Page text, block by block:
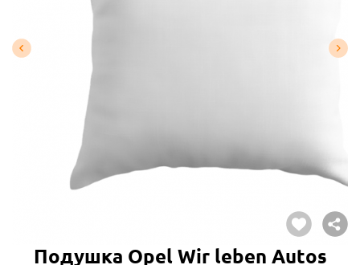
Подушка Opel Wir leben Autos